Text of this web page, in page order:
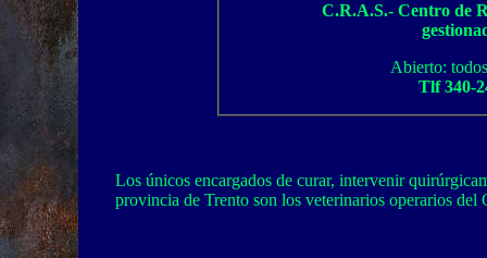
C.R.A.S.- Centro de
Abierto:
Tlf 340-
Los únicos encargados de curar, intervenir
provincia de Trento son los veterinarios operarios del